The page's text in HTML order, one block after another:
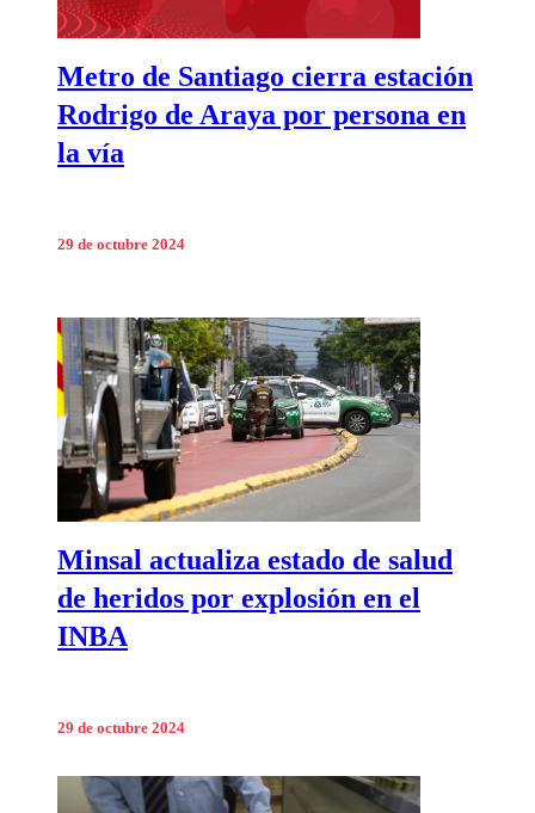
Metro de Santiago cierra estación
Rodrigo de Araya por persona en
la vía
29 de octubre 2024
Minsal actualiza estado de salud
de heridos por explosión en el
INBA
29 de octubre 2024